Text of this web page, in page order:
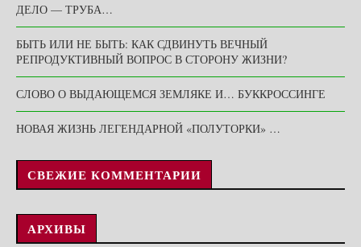
ДЕЛО — ТРУБА…
БЫТЬ ИЛИ НЕ БЫТЬ: КАК СДВИНУТЬ ВЕЧНЫЙ
РЕПРОДУКТИВНЫЙ ВОПРОС В СТОРОНУ ЖИЗНИ?
СЛОВО О ВЫДАЮЩЕМСЯ ЗЕМЛЯКЕ И… БУККРОССИНГЕ
НОВАЯ ЖИЗНЬ ЛЕГЕНДАРНОЙ «ПОЛУТОРКИ» …
СВЕЖИЕ КОММЕНТАРИИ
АРХИВЫ